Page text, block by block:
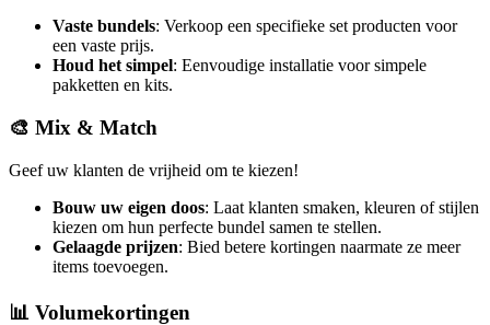
Vaste bundels: Verkoop een specifieke set producten voor
een vaste prijs.
Houd het simpel: Eenvoudige installatie voor simpele
pakketten en kits.
🎨 Mix & Match
Geef uw klanten de vrijheid om te kiezen!
Bouw uw eigen doos: Laat klanten smaken, kleuren of stijlen
kiezen om hun perfecte bundel samen te stellen.
Gelaagde prijzen: Bied betere kortingen naarmate ze meer
items toevoegen.
📊 Volumekortingen